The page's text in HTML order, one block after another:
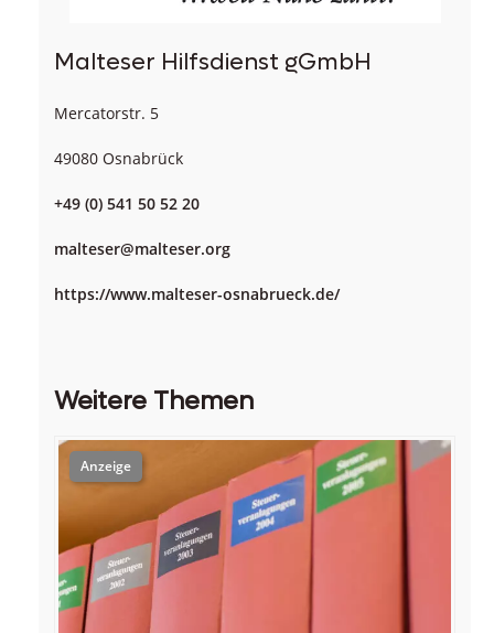
Malteser Hilfsdienst gGmbH
Mercatorstr. 5
49080 Osnabrück
+49 (0) 541 50 52 20
malteser@malteser.org
https://www.malteser-osnabrueck.de/
Weitere Themen